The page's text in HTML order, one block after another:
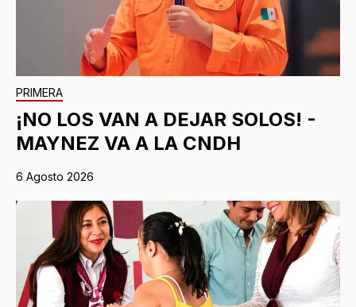
PRIMERA
¡NO LOS VAN A DEJAR SOLOS! -
MAYNEZ VA A LA CNDH
6 Agosto 2026